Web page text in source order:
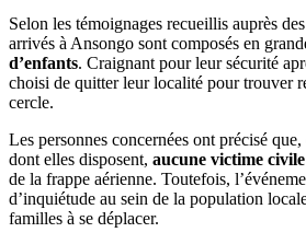
Selon les témoignages recueillis auprès
arrivés à Ansongo sont composés en
d’enfants. Craignant pour leur sécurité
choisi de quitter leur localité pour trouver
cercle.
Les personnes concernées ont précisé
dont elles disposent, aucune victime
de la frappe aérienne. Toutefois,
d’inquiétude au sein de la population
familles à se déplacer.